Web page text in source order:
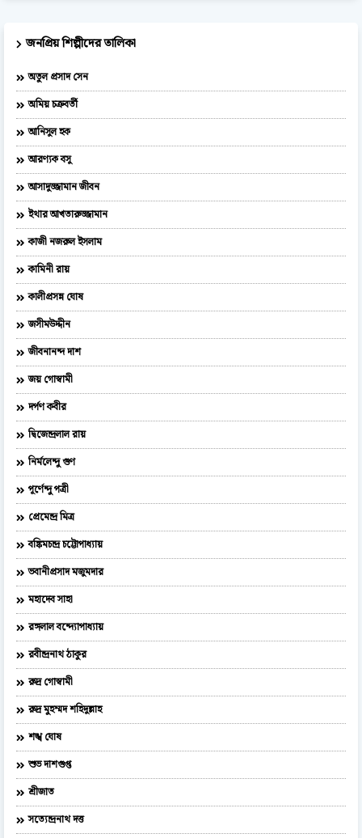
জনপ্রিয় শিল্পীদের তালিকা
অতুল প্রসাদ সেন
অমিয় চক্রবর্তী
আনিসুল হক
আরণ্যক বসু
আসাদুজ্জামান জীবন
ইথার আখতারুজ্জামান
কাজী নজরুল ইসলাম
কামিনী রায়
কালীপ্রসন্ন ঘোষ
জসীমউদ্দীন
জীবনানন্দ দাশ
জয় গোস্বামী
দর্পণ কবীর
দ্বিজেন্দ্রলাল রায়
নির্মলেন্দু গুণ
পূর্ণেন্দু পত্রী
প্রেমেন্দ্র মিত্র
বঙ্কিমচন্দ্র চট্টোপাধ্যায়
ভবানীপ্রসাদ মজুমদার
মহাদেব সাহা
রঙ্গলাল বন্দ্যোপাধ্যায়
রবীন্দ্রনাথ ঠাকুর
রুদ্র গোস্বামী
রুদ্র মুহম্মদ শহিদুল্লাহ
শঙ্খ ঘোষ
শুভ দাশগুপ্ত
শ্রীজাত
সত্যেন্দ্রনাথ দত্ত